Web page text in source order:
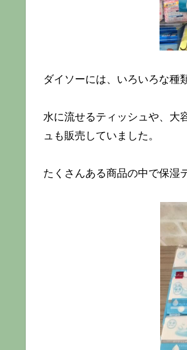
ダイソーには、いろいろな種
水に流せるティッシュや、大
ュも販売していました。
たくさんある商品の中で保湿